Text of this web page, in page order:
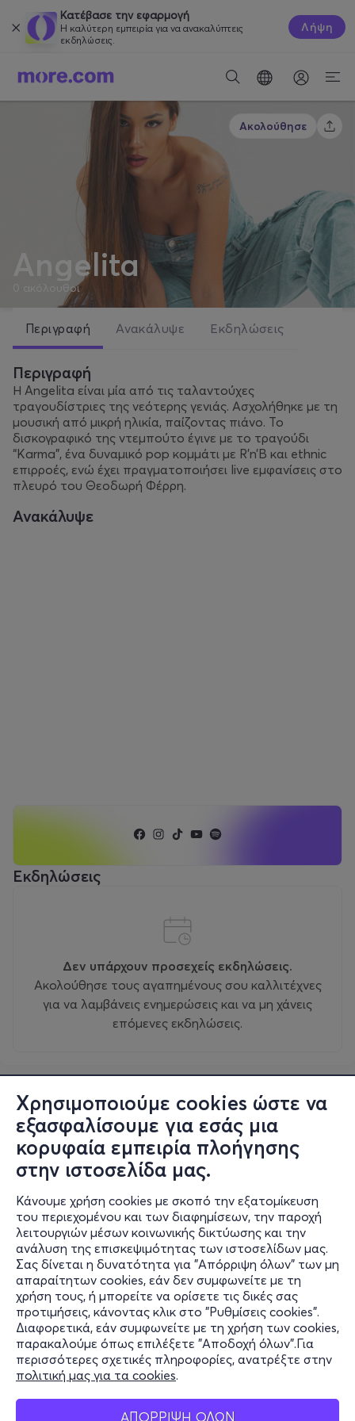
Χρησιμοποιούμε cookies ώστε να
εξασφαλίσουμε για εσάς μια
κορυφαία εμπειρία πλοήγησης
στην ιστοσελίδα μας.
Κάνουμε χρήση cookies με σκοπό την εξατομίκευση
του περιεχομένου και των διαφημίσεων, την παροχή
λειτουργιών μέσων κοινωνικής δικτύωσης και την
ανάλυση της επισκεψιμότητας των ιστοσελίδων μας.
Σας δίνεται η δυνατότητα για "Απόρριψη όλων" των μη
απαραίτητων cookies, εάν δεν συμφωνείτε με τη
χρήση τους, ή μπορείτε να ορίσετε τις δικές σας
προτιμήσεις, κάνοντας κλικ στο "Ρυθμίσεις cookies".
Διαφορετικά, εάν συμφωνείτε με τη χρήση των cookies,
παρακαλούμε όπως επιλέξετε "Αποδοχή όλων".Για
περισσότερες σχετικές πληροφορίες, ανατρέξτε στην
πολιτική μας για τα cookies.
ΑΠΟΡΡΙΨΗ ΟΛΩΝ
Κατέβασε την εφαρμογή
Η καλύτερη εμπειρία για να ανακαλύπτεις
εκδηλώσεις.
Λήψη
Angelita
ακόλουθοι
Ακολούθησε
Περιγραφή Ανακάλυψε Εκδηλώσεις
Περιγραφή
Η Angelita είναι μία από τις ταλαντούχες
τραγουδίστριες της νεότερης γενιάς. Ασχολήθηκε με τη
μουσική από μικρή ηλικία, παίζοντας πιάνο. Το
δισκογραφικό της ντεμπούτο έγινε με το τραγούδι
“Karma”, ένα δυναμικό pop κομμάτι με R’n’B και ethnic
επιρροές, ενώ έχει πραγματοποιήσει live εμφανίσεις στο
πλευρό του Θεοδωρή Φέρρη.
Ανακάλυψε
Εκδηλώσεις
Δεν υπάρχουν προσεχείς εκδηλώσεις.
Ακολούθησε τους αγαπημένους σου καλλιτέχνες
για να λαμβάνεις ενημερώσεις και να μη χάνεις
επόμενες εκδηλώσεις.
Πληροφορίες
Υποστήριξη
Stay Connected
Mobile app